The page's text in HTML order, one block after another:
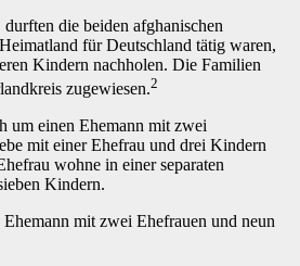
die beiden afghanischen
für Deutschland tätig waren,
Kindern nachholen. Die Familien
zugewiesen.2
um einen Ehemann mit zwei
mit einer Ehefrau und drei Kindern
wohne in einer separaten
Kindern.
mit zwei Ehefrauen und neun